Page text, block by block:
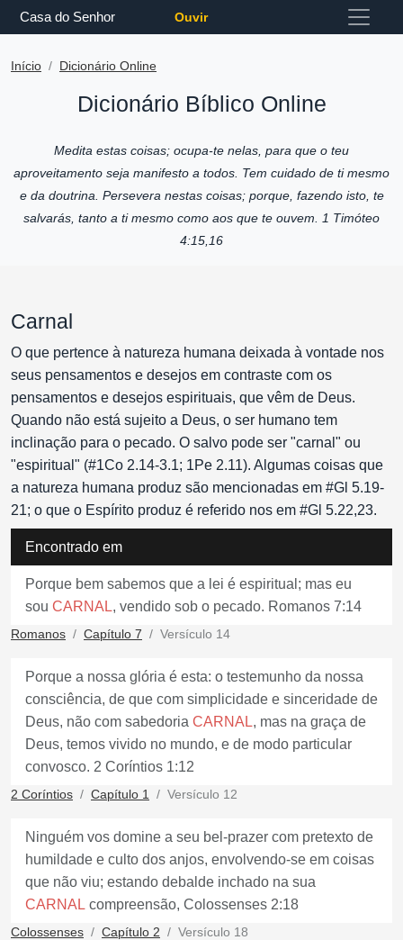
Casa do Senhor Ouvir
Início Dicionário Online
Dicionário Bíblico Online
Medita estas coisas; ocupa-te nelas, para que o teu
aproveitamento seja manifesto a todos. Tem cuidado de ti mesmo
e da doutrina. Persevera nestas coisas; porque, fazendo isto, te
salvarás, tanto a ti mesmo como aos que te ouvem. 1 Timóteo
4:15,16
Carnal
O que pertence à natureza humana deixada à vontade nos
seus pensamentos e desejos em contraste com os
pensamentos e desejos espirituais, que vêm de Deus.
Quando não está sujeito a Deus, o ser humano tem
inclinação para o pecado. O salvo pode ser "carnal" ou
"espiritual" (#1Co 2.14-3.1; 1Pe 2.11). Algumas coisas que
a natureza humana produz são mencionadas em #Gl 5.19-
21; o que o Espírito produz é referido nos em #Gl 5.22,23.
Encontrado em
Porque bem sabemos que a lei é espiritual; mas eu
sou CARNAL, vendido sob o pecado. Romanos 7:14
Romanos Capítulo 7 Versículo 14
Porque a nossa glória é esta: o testemunho da nossa
consciência, de que com simplicidade e sinceridade de
Deus, não com sabedoria CARNAL, mas na graça de
Deus, temos vivido no mundo, e de modo particular
convosco. 2 Coríntios 1:12
2 Coríntios Capítulo 1 Versículo 12
Ninguém vos domine a seu bel-prazer com pretexto de
humildade e culto dos anjos, envolvendo-se em coisas
que não viu; estando debalde inchado na sua
CARNAL compreensão, Colossenses 2:18
Colossenses Capítulo 2 Versículo 18